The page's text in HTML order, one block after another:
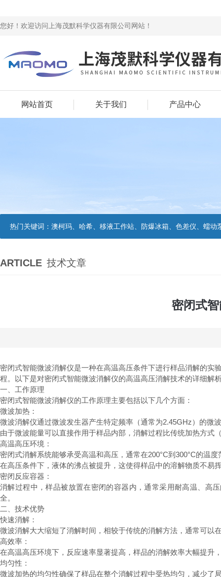
您好！欢迎访问上海茂默科学仪器有限公司网站！
网站首页 关于我们 产品中心
热门关键词： 澳柯玛、哈希、移液工作站、防爆冰箱、色差仪、蠕动
ARTICLE 技术文章
密闭式
密闭式智能微波消解仪是一种在高温高压条件下进行样品消解的
程。以下是对密闭式智能微波消解仪的高温高压消解技术的详细解
一、工作原理
密闭式智能微波消解仪的工作原理主要包括以下几个方面：
微波加热：
微波消解仪通过微波发生器产生特定频率（通常为2.45GHz）的
由于微波能量可以直接作用于样品内部，消解过程比传统加热方
高温高压环境：
密闭式消解系统能够承受高温和高压，通常在200°C到300°C的温
在高压条件下，液体的沸点被提升，这使得样品中的溶解物质不
密闭反应容器：
消解过程中，样品被放置在密闭的容器内，通常采用耐高温、高
全。
二、技术优势
快速消解：
微波消解大大缩短了消解时间，相较于传统的消解方法，通常可以
高效率：
在高温高压环境下，反应速率显著提高，样品的消解效率大幅提
均匀性：
微波加热的均匀性确保了样品在整个消解过程中受热均匀，减少